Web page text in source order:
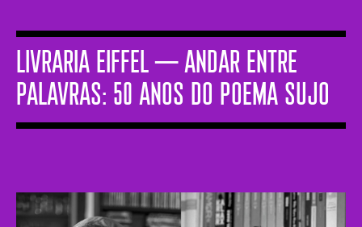
LIVRARIA EIFFEL ─ Andar entre
palavras: 50 anos do Poema sujo